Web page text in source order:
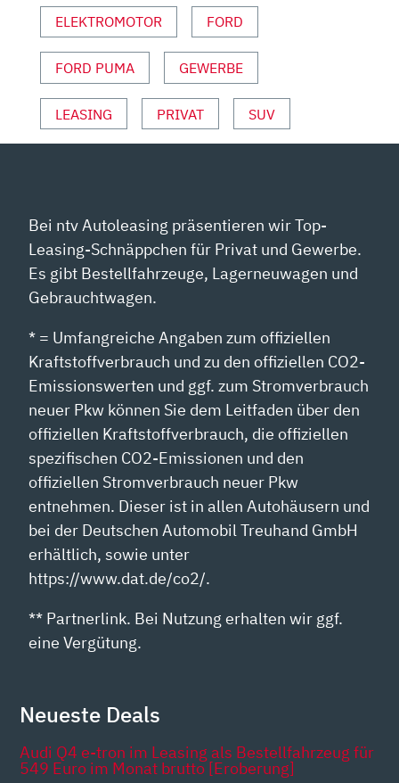
ELEKTROMOTOR FORD
FORD PUMA GEWERBE
LEASING PRIVAT SUV
Bei ntv Autoleasing präsentieren wir Top-
Leasing-Schnäppchen für Privat und Gewerbe.
Es gibt Bestellfahrzeuge, Lagerneuwagen und
Gebrauchtwagen.
* = Umfangreiche Angaben zum offiziellen
Kraftstoffverbrauch und zu den offiziellen CO2-
Emissionswerten und ggf. zum Stromverbrauch
neuer Pkw können Sie dem Leitfaden über den
offiziellen Kraftstoffverbrauch, die offiziellen
spezifischen CO2-Emissionen und den
offiziellen Stromverbrauch neuer Pkw
entnehmen. Dieser ist in allen Autohäusern und
bei der Deutschen Automobil Treuhand GmbH
erhältlich, sowie unter
https://www.dat.de/co2/.
** Partnerlink. Bei Nutzung erhalten wir ggf.
eine Vergütung.
Neueste Deals
Audi Q4 e-tron im Leasing als Bestellfahrzeug für
549 Euro im Monat brutto [Eroberung]